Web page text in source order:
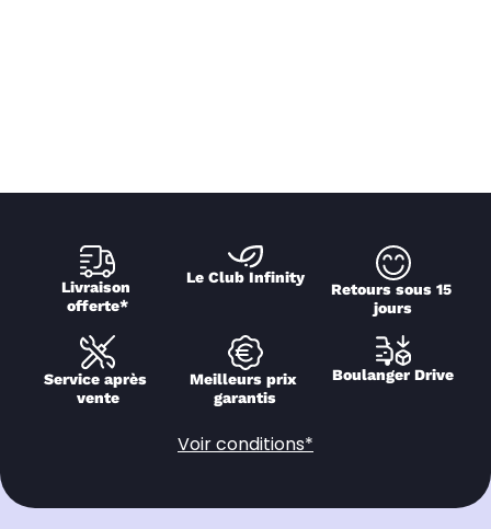
Livraison
offerte*
Le Club Infinity
Retours sous 15
jours
Service après
vente
Meilleurs prix
garantis
Boulanger Drive
Voir conditions*